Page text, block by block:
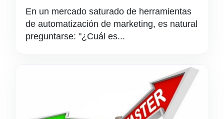
En un mercado saturado de herramientas
de automatización de marketing, es natural
preguntarse: "¿Cuál es...